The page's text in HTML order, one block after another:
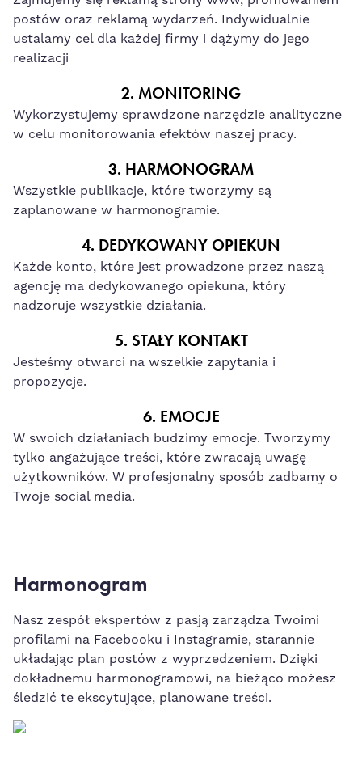
postów oraz reklamą wydarzeń. Indywidualnie
ustalamy cel dla każdej firmy i dążymy do jego
realizacji
2. MONITORING
Wykorzystujemy sprawdzone narzędzie analityczne
w celu monitorowania efektów naszej pracy.
3. HARMONOGRAM
Wszystkie publikacje, które tworzymy są
zaplanowane w harmonogramie.
4. DEDYKOWANY OPIEKUN
Każde konto, które jest prowadzone przez naszą
agencję ma dedykowanego opiekuna, który
nadzoruje wszystkie działania.
5. STAŁY KONTAKT
Jesteśmy otwarci na wszelkie zapytania i
propozycje.
6. EMOCJE
W swoich działaniach budzimy emocje. Tworzymy
tylko angażujące treści, które zwracają uwagę
użytkowników. W profesjonalny sposób zadbamy o
Twoje social media.
Harmonogram
Nasz zespół ekspertów z pasją zarządza Twoimi
profilami na Facebooku i Instagramie, starannie
układając plan postów z wyprzedzeniem. Dzięki
dokładnemu harmonogramowi, na bieżąco możesz
śledzić te ekscytujące, planowane treści.